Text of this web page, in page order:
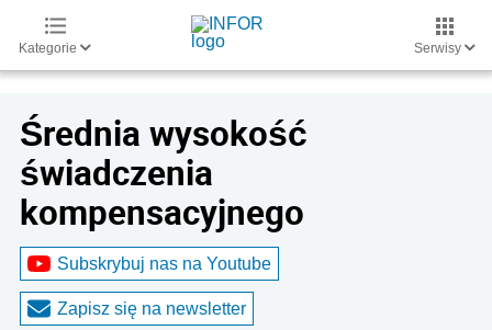
Kategorie Serwisy
Średnia wysokość
świadczenia
kompensacyjnego
Subskrybuj nas na Youtube
Zapisz się na newsletter